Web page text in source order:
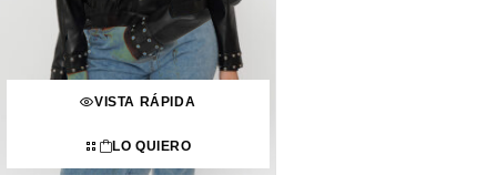
VISTA RÁPIDA
LO QUIERO